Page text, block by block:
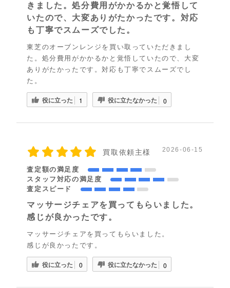
きました。処分費用がかかるかと覚悟して
いたので、大変ありがたかったです。対応
も丁寧でスムーズでした。
東芝のオーブンレンジを買い取っていただきまし
た。処分費用がかかるかと覚悟していたので、大変
ありがたかったです。対応も丁寧でスムーズでし
た。
役に立った 1 役に立たなかった 0
買取依頼主様 2026-06-15
査定額の満足度
スタッフ対応の満足度
査定スピード
マッサージチェアを買ってもらいました。
感じが良かったです。
マッサージチェアを買ってもらいました。
感じが良かったです。
役に立った 0 役に立たなかった 0